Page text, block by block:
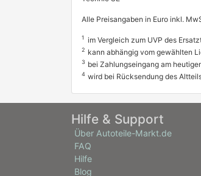
Alle Preisangaben in Euro inkl.
1 im Vergleich zum UVP des
2 kann abhängig vom gewählten
3 bei Zahlungseingang am
4 wird bei Rücksendung des
Hilfe & Support
Über Autoteile-Markt.de
FAQ
Hilfe
Blog